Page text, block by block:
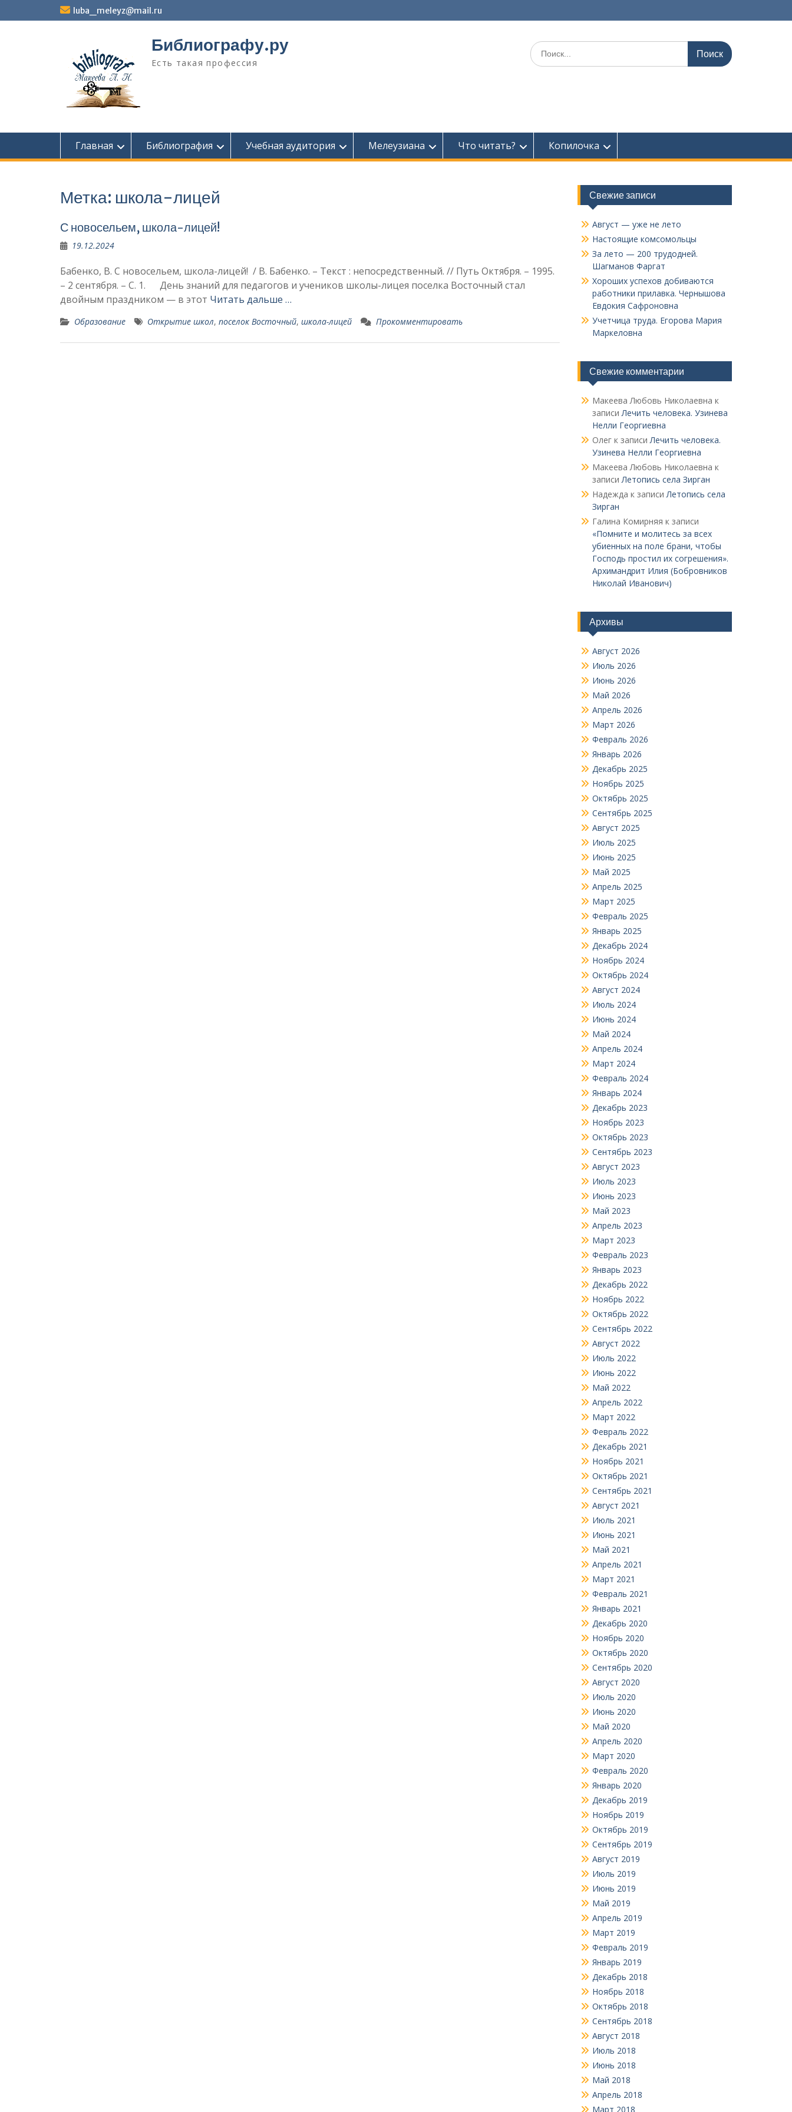
к
luba_meleyz@mail.ru
Библиографу.ру
Есть такая профессия
Поиск
по:
Главная Библиография Учебная аудитория Мелеузиана Что читать? Копилочка
Метка: школа-лицей
С новосельем, школа-лицей!
19.12.2024
Бабенко, В. С новосельем, школа-лицей! / В. Бабенко. – Текст : непосредственный. // Путь Октября. – 1995.
– 2 сентября. – С. 1. День знаний для педагогов и учеников школы-лицея поселка Восточный стал
двойным праздником — в этот Читать дальше …
Образование Открытие школ, поселок Восточный, школа-лицей Прокомментировать
Свежие записи
Август — уже не лето
Настоящие комсомольцы
За лето — 200 трудодней.
Шагманов Фаргат
Хороших успехов добиваются
работники прилавка. Чер­нышова
Евдокия Сафроновна
Учетчица труда. Его­рова Мария
Маркеловна
Свежие комментарии
Макеева Любовь Николаевна к
записиЛечить человека. Узинева
Нелли Георгиевна
Олегк записиЛечить человека.
Узинева Нелли Георгиевна
Макеева Любовь Николаевна к
записиЛетопись села Зирган
Надежда к записиЛетопись села
Зирган
Галина Комирняя к записи
«Помните и молитесь за всех
убиенных на поле брани, чтобы
Господь простил их согрешения».
Архимандрит Илия (Бобровников
Николай Иванович)
Архивы
Август 2026
Июль 2026
Июнь 2026
Май 2026
Апрель 2026
Март 2026
Февраль 2026
Январь 2026
Декабрь 2025
Ноябрь 2025
Октябрь 2025
Сентябрь 2025
Август 2025
Июль 2025
Июнь 2025
Май 2025
Апрель 2025
Март 2025
Февраль 2025
Январь 2025
Декабрь 2024
Ноябрь 2024
Октябрь 2024
Август 2024
Июль 2024
Июнь 2024
Май 2024
Апрель 2024
Март 2024
Февраль 2024
Январь 2024
Декабрь 2023
Ноябрь 2023
Октябрь 2023
Сентябрь 2023
Август 2023
Июль 2023
Июнь 2023
Май 2023
Апрель 2023
Март 2023
Февраль 2023
Январь 2023
Декабрь 2022
Ноябрь 2022
Октябрь 2022
Сентябрь 2022
Август 2022
Июль 2022
Июнь 2022
Май 2022
Апрель 2022
Март 2022
Февраль 2022
Декабрь 2021
Ноябрь 2021
Октябрь 2021
Сентябрь 2021
Август 2021
Июль 2021
Июнь 2021
Май 2021
Апрель 2021
Март 2021
Февраль 2021
Январь 2021
Декабрь 2020
Ноябрь 2020
Октябрь 2020
Сентябрь 2020
Август 2020
Июль 2020
Июнь 2020
Май 2020
Апрель 2020
Март 2020
Февраль 2020
Январь 2020
Декабрь 2019
Ноябрь 2019
Октябрь 2019
Сентябрь 2019
Август 2019
Июль 2019
Июнь 2019
Май 2019
Апрель 2019
Март 2019
Февраль 2019
Январь 2019
Декабрь 2018
Ноябрь 2018
Октябрь 2018
Сентябрь 2018
Август 2018
Июль 2018
Июнь 2018
Май 2018
Апрель 2018
Март 2018